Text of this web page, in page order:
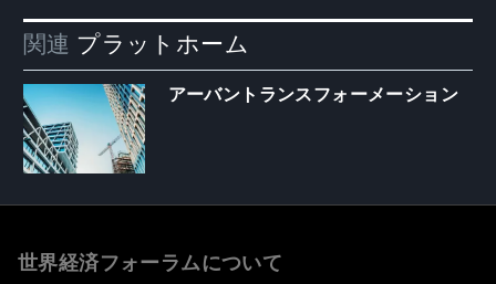
関連 プラットホーム
アーバントランスフォーメーション
世界経済フォーラムについて